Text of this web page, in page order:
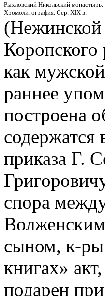
Рыхловский Никольский монастырь.
Хромолитография. Сер. XIX в.
как
раннее
построена
содержатся
приказа Г.
спора
сыном, к-
книгах»
подарен